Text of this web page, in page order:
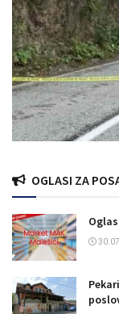
OGLASI ZA